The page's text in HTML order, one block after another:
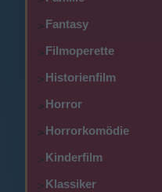
>Fantasy
>Filmoperette
>Historienfilm
>Horror
>Horrorkomödie
>Kinderfilm
>Klassiker